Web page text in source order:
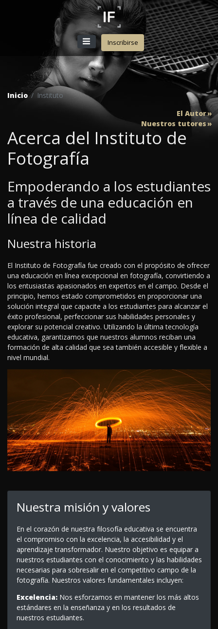
Inscribirse
Inicio
Instituto
El Autor
Nuestros tutores
Acerca del Instituto de
Fotografía
Empoderando a los estudiantes
a través de una educación en
línea de calidad
Nuestra historia
El Instituto de Fotografía fue creado con el propósito de ofrecer
una educación en línea excepcional en fotografía, convirtiendo a
los entusiastas apasionados en expertos en el campo. Desde el
principio, hemos estado comprometidos en proporcionar una
solución integral que capacite a los estudiantes para alcanzar el
éxito profesional, perfeccionar sus habilidades personales y
explorar su potencial creativo. Utilizando la última tecnología
educativa, garantizamos que nuestros alumnos reciban una
formación de alta calidad que sea también accesible y flexible a
nivel mundial.
Nuestra misión y valores
En el corazón de nuestra filosofía educativa se encuentra
el compromiso con la excelencia, la accesibilidad y el
aprendizaje transformador. Nuestro objetivo es equipar a
nuestros estudiantes con el conocimiento y las habilidades
necesarias para sobresalir en el competitivo campo de la
fotografía. Nuestros valores fundamentales incluyen:
Excelencia:Nos esforzamos en mantener los más altos
estándares en la enseñanza y en los resultados de
nuestros estudiantes.